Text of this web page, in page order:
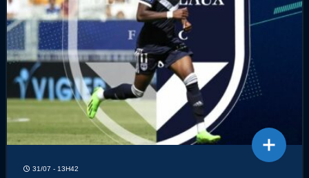
31/07 - 13H42